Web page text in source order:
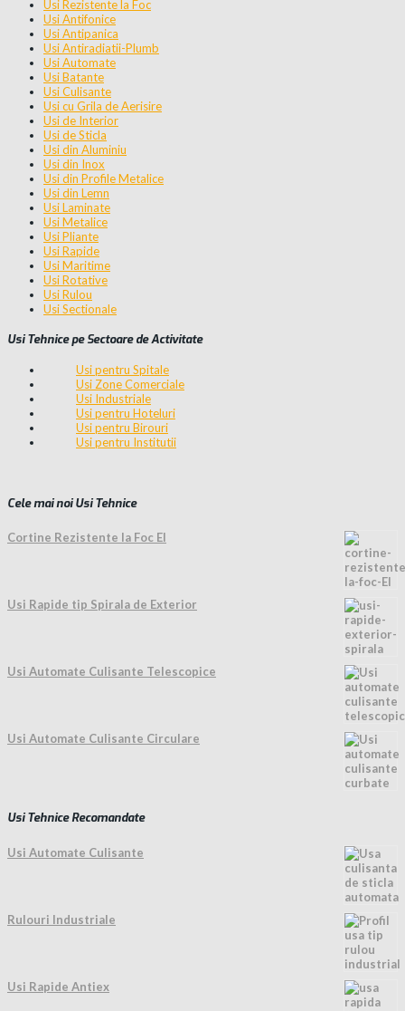
Usi Rezistente la Foc
Usi Antifonice
Usi Antipanica
Usi Antiradiatii-Plumb
Usi Automate
Usi Batante
Usi Culisante
Usi cu Grila de Aerisire
Usi de Interior
Usi de Sticla
Usi din Aluminiu
Usi din Inox
Usi din Profile Metalice
Usi din Lemn
Usi Laminate
Usi Metalice
Usi Pliante
Usi Rapide
Usi Maritime
Usi Rotative
Usi Rulou
Usi Sectionale
Usi Tehnice pe Sectoare de Activitate
Usi pentru Spitale
Usi Zone Comerciale
Usi Industriale
Usi pentru Hoteluri
Usi pentru Birouri
Usi pentru Institutii
Cele mai noi Usi Tehnice
Cortine Rezistente la Foc EI
Usi Rapide tip Spirala de Exterior
Usi Automate Culisante Telescopice
Usi Automate Culisante Circulare
Usi Tehnice Recomandate
Usi Automate Culisante
Rulouri Industriale
Usi Rapide Antiex